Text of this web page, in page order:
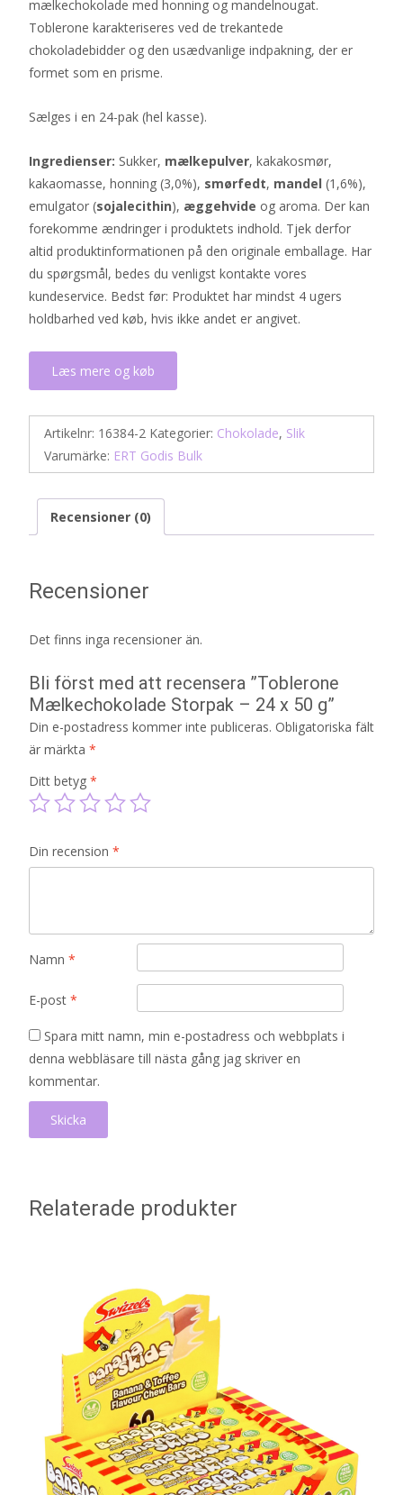
var:
330 kr.
är:
280 kr.
mælkechokolade med honning og mandelnougat.
Toblerone karakteriseres ved de trekantede
chokoladebidder og den usædvanlige indpakning, der er
formet som en prisme.
Sælges i en 24-pak (hel kasse).
Ingredienser: Sukker, mælkepulver, kakakosmør,
kakaomasse, honning (3,0%), smørfedt, mandel (1,6%),
emulgator (sojalecithin), æggehvide og aroma. Der kan
forekomme ændringer i produktets indhold. Tjek derfor
altid produktinformationen på den originale emballage. Har
du spørgsmål, bedes du venligst kontakte vores
kundeservice. Bedst før: Produktet har mindst 4 ugers
holdbarhed ved køb, hvis ikke andet er angivet.
Læs mere og køb
Artikelnr: 16384-2 Kategorier: Chokolade, Slik
Varumärke: ERT Godis Bulk
Recensioner (0)
Recensioner
Det finns inga recensioner än.
Bli först med att recensera ”Toblerone
Mælkechokolade Storpak – 24 x 50 g”
Din e-postadress kommer inte publiceras. Obligatoriska fält
är märkta *
Ditt betyg *
Din recension *
Namn *
E-post *
Spara mitt namn, min e-postadress och webbplats i
denna webbläsare till nästa gång jag skriver en
kommentar.
Relaterade produkter